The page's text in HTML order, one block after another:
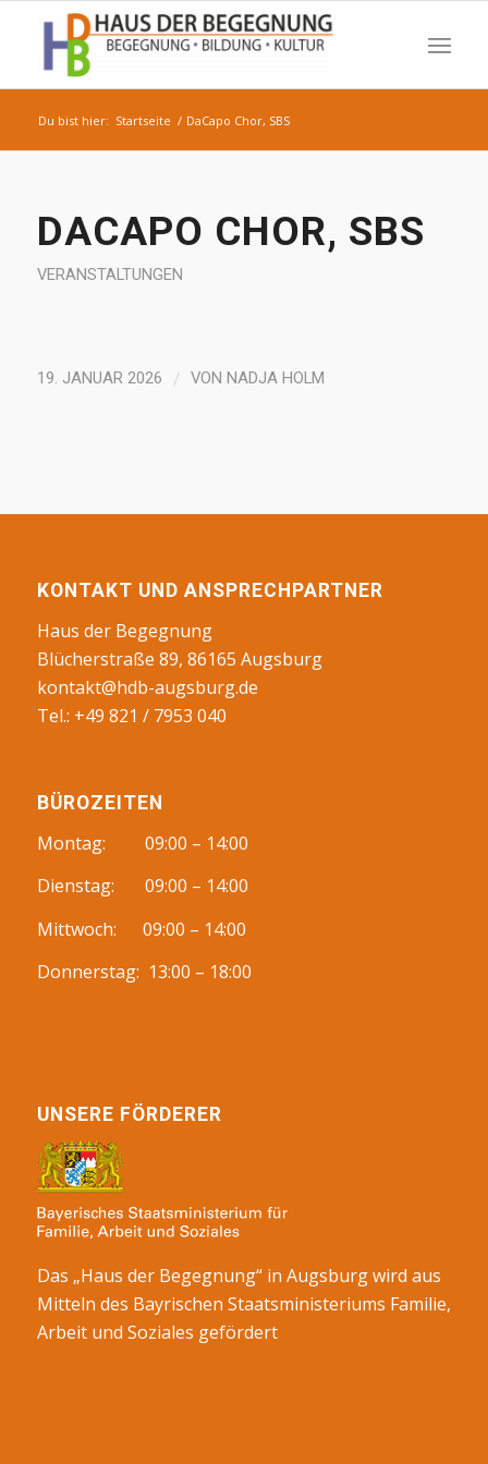
Du bist hier: Startseite / DaCapo Chor, SBS
DACAPO CHOR, SBS
VERANSTALTUNGEN
19. JANUAR 2026 / VON NADJA HOLM
KONTAKT UND ANSPRECHPARTNER
Haus der Begegnung
Blücherstraße 89, 86165 Augsburg
kontakt@hdb-augsburg.de
Tel.: +49 821 / 7953 040
BÜROZEITEN
Montag: 09:00 – 14:00
Dienstag: 09:00 – 14:00
Mittwoch: 09:00 – 14:00
Donnerstag: 13:00 – 18:00
UNSERE FÖRDERER
Das „Haus der Begegnung“ in Augsburg wird aus
Mitteln des Bayrischen Staatsministeriums Familie,
Arbeit und Soziales gefördert